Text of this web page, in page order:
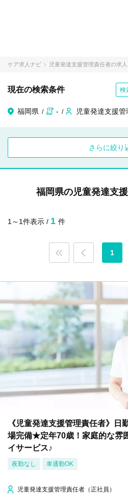
ケア求人ナビ 児童発達支援管理責任者の求人
現在の検索条件 検
福岡県 - 児童発達支援
さらに絞り
福岡県の児童発達支
1～1件表示 / 1 件
1
《児童発達支援管理責任者》
場完備★定年70歳！家庭的な雰
イサービス♪
夜勤なし 車通勤OK
児童発達支援管理責任者（正社員）